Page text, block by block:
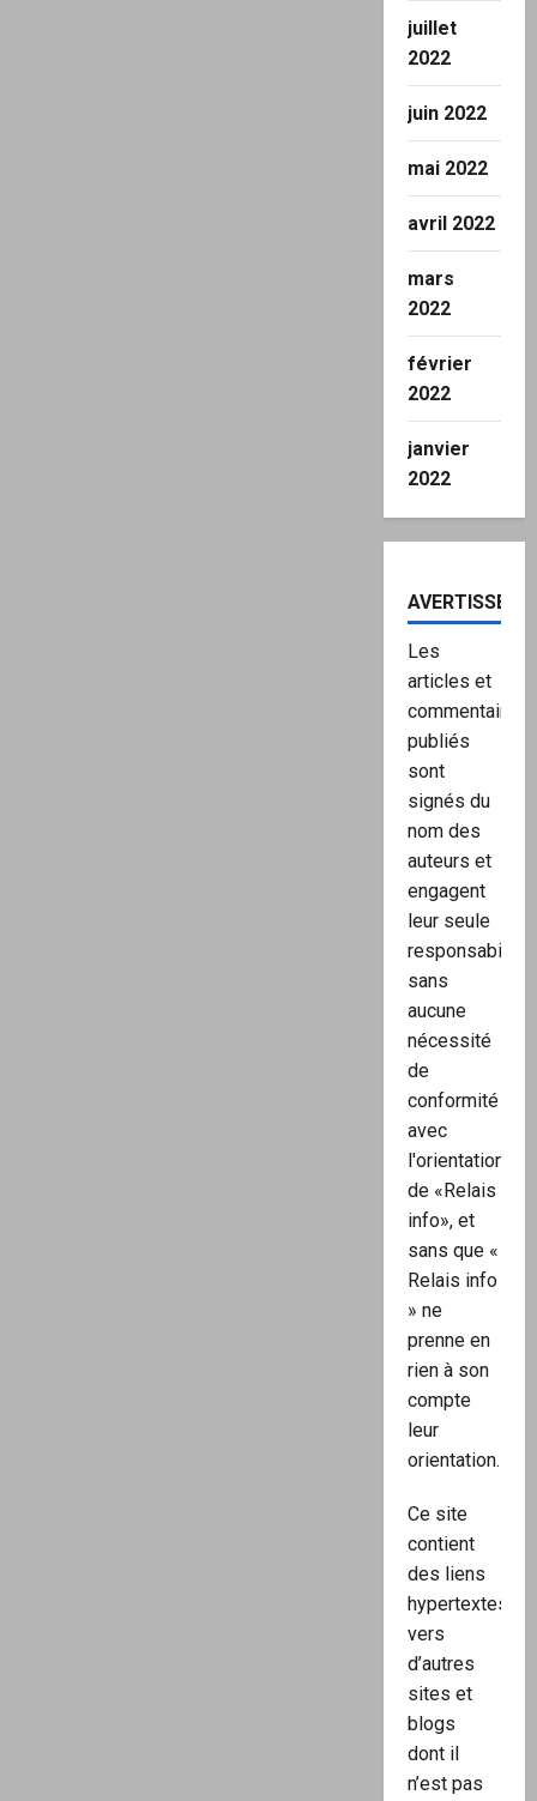
juillet
2022
juin 2022
mai 2022
avril 2022
mars
2022
février
2022
janvier
2022
Les
articles et
commentaires
publiés
sont
signés du
nom des
auteurs et
engagent
leur seule
responsabilité,
sans
aucune
nécessité
de
conformité
avec
l'orientation
de «Relais
info», et
sans que «
Relais info
» ne
prenne en
rien à son
compte
leur
orientation.
Ce site
contient
des liens
hypertextes
vers
d’autres
sites et
blogs
dont il
n’est pas